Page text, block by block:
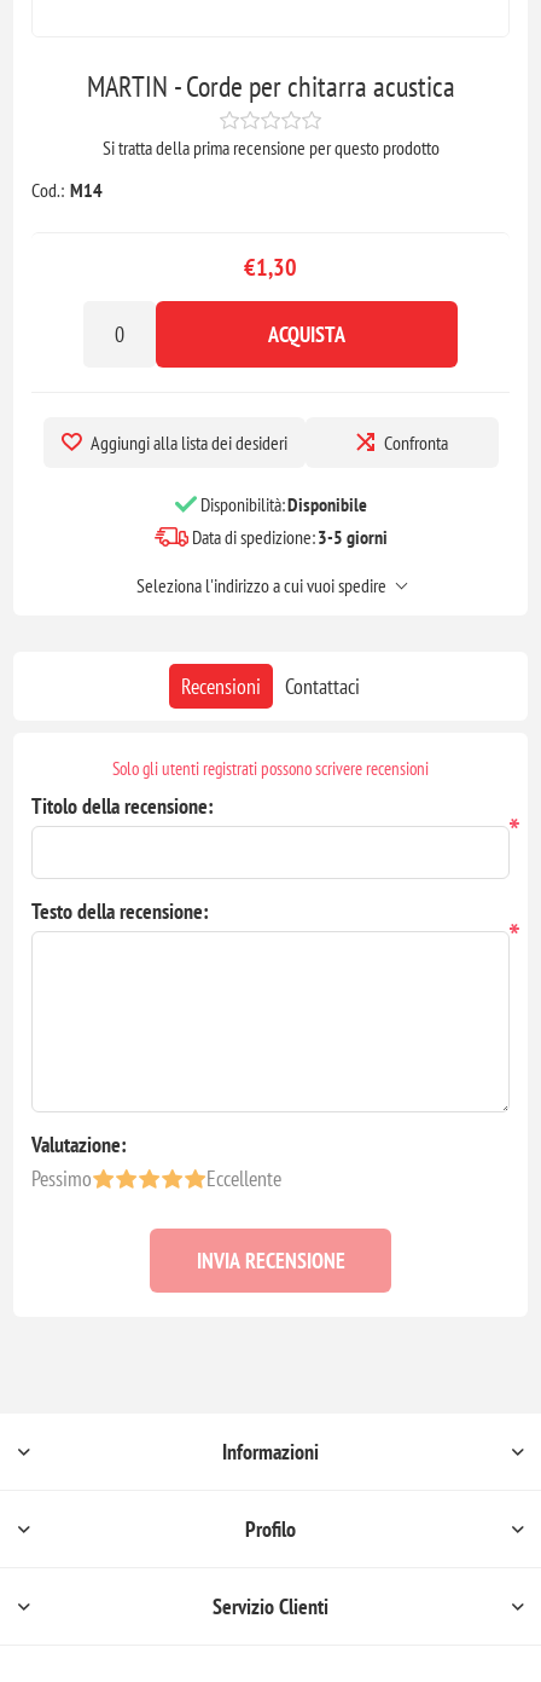
MARTIN - Corde per chitarra acustica
Si tratta della prima recensione per questo prodotto
Cod.: M14
€1,30
ACQUISTA
Aggiungi alla lista dei desideri Confronta
Disponibilità:Disponibile
Data di spedizione:3-5 giorni
Seleziona l'indirizzo a cui vuoi spedire
Recensioni Contattaci
Solo gli utenti registrati possono scrivere recensioni
Titolo della recensione:
*
Testo della recensione:
*
Valutazione:
Pessimo
Eccellente
INVIA RECENSIONE
Informazioni
Profilo
Servizio Clienti